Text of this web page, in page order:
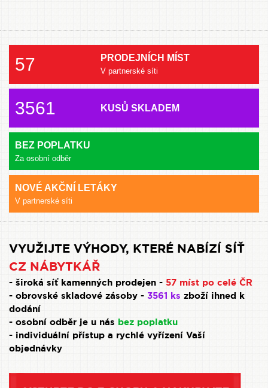
57 PRODEJNÍCH MÍST
V partnerské síti
3561 KUSŮ SKLADEM
BEZ POPLATKU
Za osobní odběr
NOVÉ AKČNÍ LETÁKY
V partnerské síti
VYUŽIJTE VÝHODY, KTERÉ NABÍZÍ SÍŤ
CZ NÁBYTKÁŘ
- široká síť kamenných prodejen - 57 míst po celé ČR
- obrovské skladové zásoby - 3561 ks zboží ihned k
dodání
- osobní odběr je u nás bez poplatku
- individuální přístup a rychlé vyřízení Vaší
objednávky